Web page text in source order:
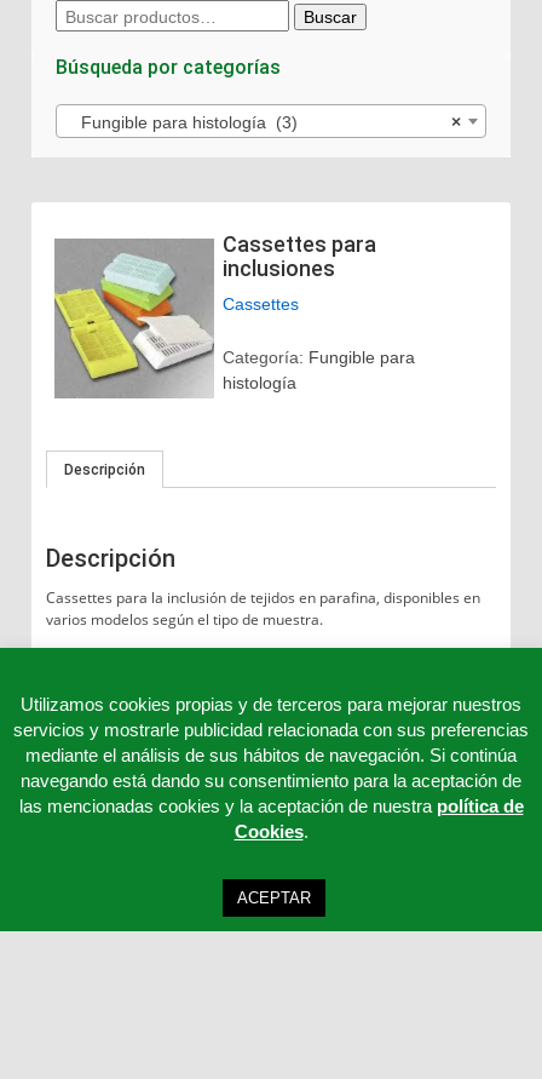
Buscar
por:
Buscar
Búsqueda por categorías
×
Fungible para histología (3)
Cassettes para
inclusiones
Cassettes
Categoría: Fungible para
histología
Descripción
Descripción
Cassettes para la inclusión de tejidos en parafina, disponibles en
varios modelos según el tipo de muestra.
Utilizamos cookies propias y de terceros para mejorar nuestros
servicios y mostrarle publicidad relacionada con sus preferencias
mediante el análisis de sus hábitos de navegación. Si continúa
navegando está dando su consentimiento para la aceptación de
las mencionadas cookies y la aceptación de nuestra política de
Cookies.
ACEPTAR